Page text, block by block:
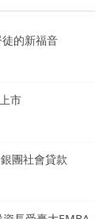
徒的新福音
市
團社會貸款